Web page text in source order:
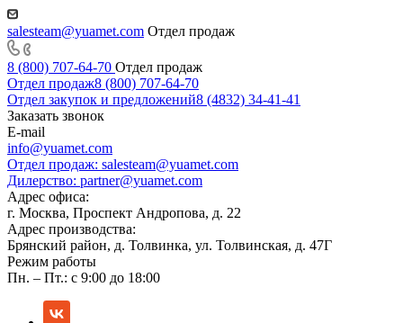
salesteam@yuamet.com Отдел продаж
8 (800) 707-64-70 Отдел продаж
Отдел продаж8 (800) 707-64-70
Отдел закупок и предложений8 (4832) 34-41-41
Заказать звонок
E-mail
info@yuamet.com
Отдел продаж: salesteam@yuamet.com
Дилерство: partner@yuamet.com
Адрес офиса:
г. Москва, Проспект Андропова, д. 22
Адрес производства:
Брянский район, д. Толвинка, ул. Толвинская, д. 47Г
Режим работы
Пн. – Пт.: с 9:00 до 18:00